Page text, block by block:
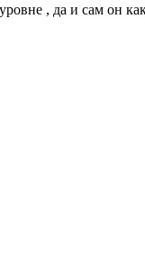
, да и сам он